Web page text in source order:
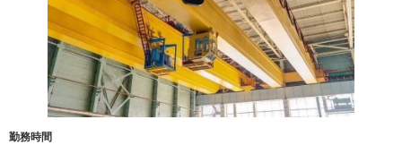
勤務時間